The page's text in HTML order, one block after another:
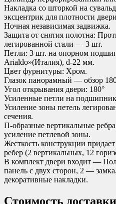
Накладка со шторкой на
эксцентрик для плотности
Ночная независимая задвижка.
Защита от снятия полотна:
легированной стали — 3 шт.
Петли: 3 шт. на опорном
Arialdo»(Италия), d-22 мм.
Цвет фурнитуры: Хром.
Глазок панорамный — обзор
Угол открывания двери: 180°
Усиленные петли на
Усиление зоны петель
сечения.
П-образные вертикальные
усиление петлевой зоны.
Жесткость конструкции
ребер (2 вертикальных, 12
В комплект двери входит —
панель с двух сторон, 2 —
декоративные накладки.
Стоимость